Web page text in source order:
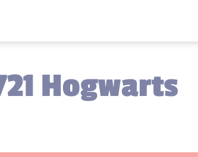
Hogwarts